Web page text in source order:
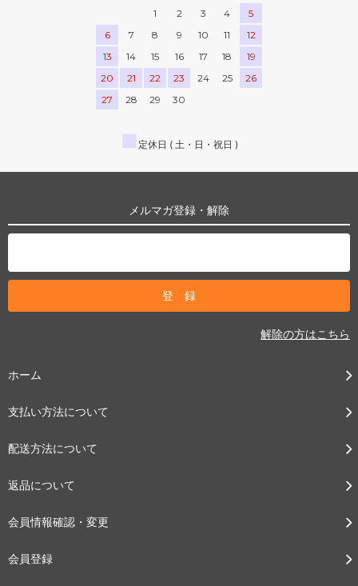
1
2 3 4
5
6
7 8 9 10 11
12
13
14 15 16 17 18
19
20
21 22 23 24 25
26
27
28 29 30
■ 定休日 ( 土・日・祝日 )
メルマガ登録・解除
解除の方はこちら
ホーム
支払い方法について
配送方法について
返品について
会員情報確認・変更
会員登録